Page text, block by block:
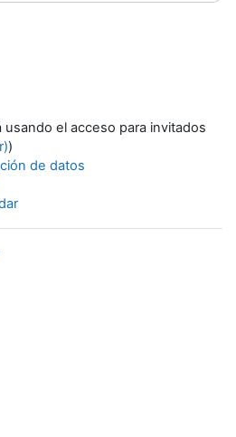
el acceso para invitados
)
de datos